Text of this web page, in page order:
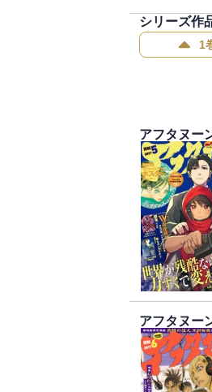
シリーズ作
1
アフタヌー
アフタヌー